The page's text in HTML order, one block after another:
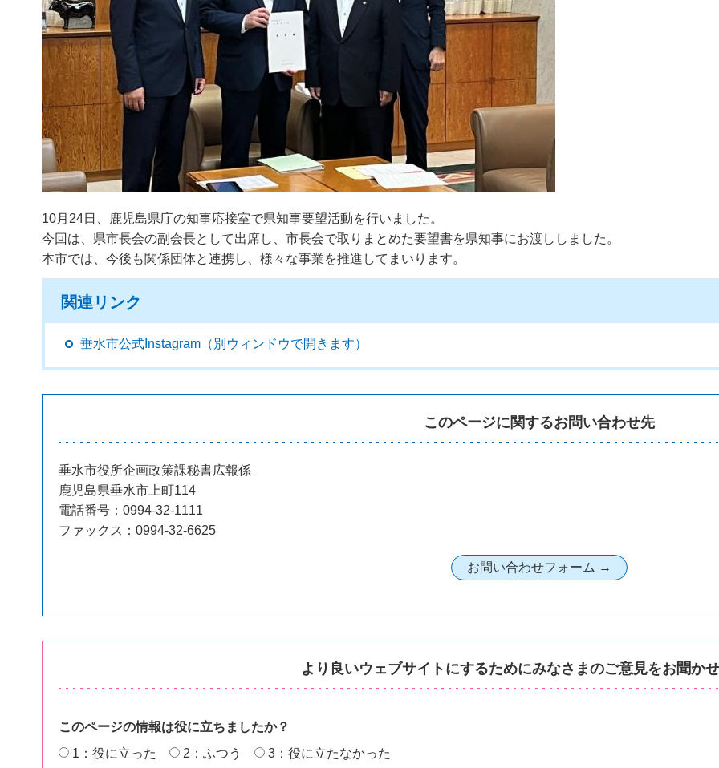
10月24日、鹿児島県庁の知事応接室で県知事要望活動を行いました。
今回は、県市長会の副会長として出席し、市長会で取りまとめた要望書を県知事にお渡ししました。
本市では、今後も関係団体と連携し、様々な事業を推進してまいります。
関連リンク
垂水市公式Instagram（別ウィンドウで開きます）
このページに関するお問い合わせ先
垂水市役所企画政策課秘書広報係
鹿児島県垂水市上町114
電話番号：0994-32-1111
ファックス：0994-32-6625
より良いウェブサイトにするためにみなさまのご意見をお聞か
このページの情報は役に立ちましたか？
1：役に立った
2：ふつう 3：役に立たなかった